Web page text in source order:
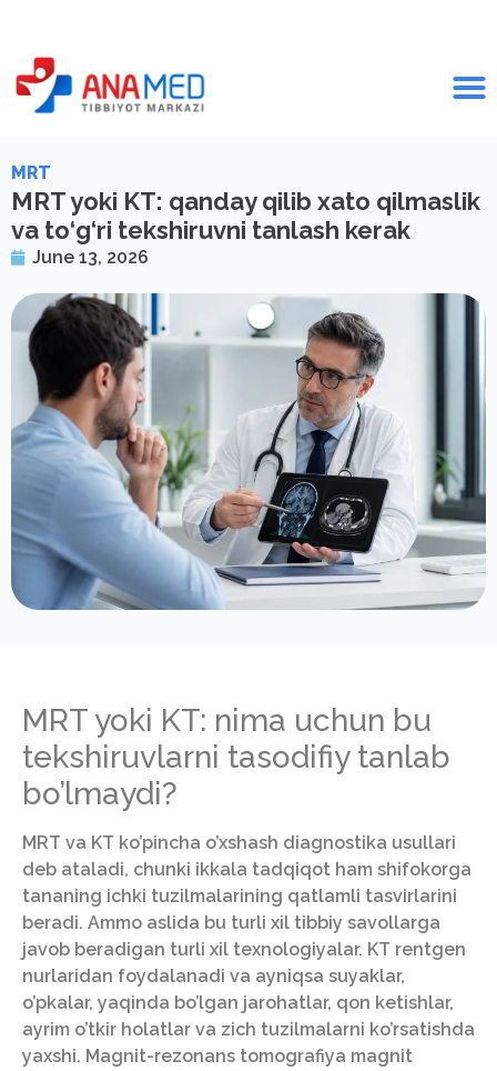
MRT
MRT yoki KT: qanday qilib xato qilmaslik
va to‘g‘ri tekshiruvni tanlash kerak
June 13, 2026
MRT yoki KT: nima uchun bu
tekshiruvlarni tasodifiy tanlab
bo’lmaydi?
MRT va KT ko’pincha o’xshash diagnostika usullari
deb ataladi, chunki ikkala tadqiqot ham shifokorga
tananing ichki tuzilmalarining qatlamli tasvirlarini
beradi. Ammo aslida bu turli xil tibbiy savollarga
javob beradigan turli xil texnologiyalar. KT rentgen
nurlaridan foydalanadi va ayniqsa suyaklar,
o’pkalar, yaqinda bo’lgan jarohatlar, qon ketishlar,
ayrim o’tkir holatlar va zich tuzilmalarni ko’rsatishda
yaxshi. Magnit-rezonans tomografiya magnit